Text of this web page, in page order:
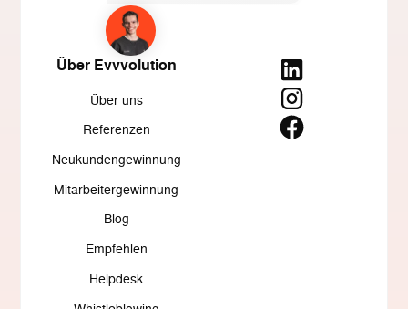
Über Evvvolution
Über uns
Referenzen
Neukundengewinnung
Mitarbeitergewinnung
Blog
Empfehlen
Helpdesk